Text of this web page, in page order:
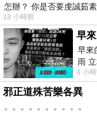
怎辦？ 你是否要虔誠茹
18 小時前
早
早來
雨
下子
4 小
邪正道殊苦樂各異
。。。。。。。。。。